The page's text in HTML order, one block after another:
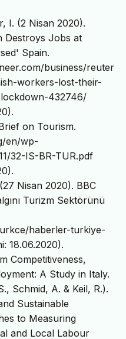
I. (2 Nisan 2020).
Destroys Jobs at
Spain.
business/reuter
workers-lost-their-
432746/
on Tourism.
en/wp-
32-IS-BR-TUR.pdf
Nisan 2020). BBC
Turizm Sektörünü
haberler-turkiye-
18.06.2020).
Competitiveness,
A Study in Italy.
Schmid, A. & Keil, R.).
Sustainable
to Measuring
and Local Labour